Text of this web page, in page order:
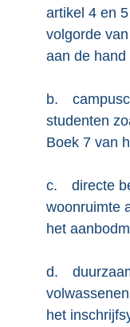
artikel 4 en
volgorde
aan de hand
b.
studenten
Boek 7 van
c.
directe
woonruimte
het
d.
het